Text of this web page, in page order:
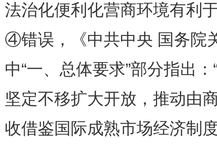
法治化便利化营商环境有利
④错误，《中共中央 国务院
中“一、总体要求”部分指出
坚定不移扩大开放，推动由
收借鉴国际成熟市场经济制